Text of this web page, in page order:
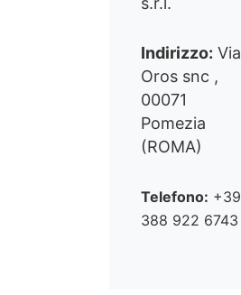
Indirizzo: Via
Oros snc ,
00071
Pomezia
(ROMA)
Telefono: +39
388 922 6743